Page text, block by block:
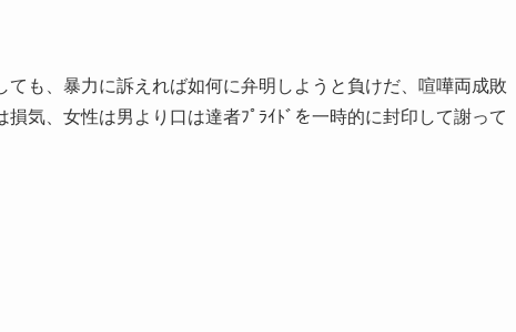
も、暴力に訴えれば如何に弁明しようと負けだ、喧嘩両成敗
気、女性は男より口は達者ﾌﾟﾗｲﾄﾞを一時的に封印して謝って